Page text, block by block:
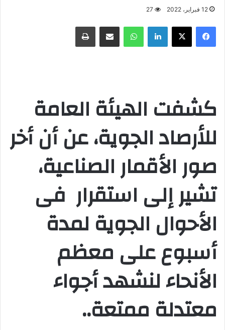
12 فبراير، 2022 27
فيسبوك X لينكدإن واتساب مشاركة عبر البريد طباعة
كشفت الهيئة العامة
للأرصاد الجوية، عن أن أخر
صور الأقمار الصناعية،
تشير إلى استقرار فى
الأحوال الجوية لمدة
أسبوع على معظم
الأنحاء لنشهد أجواء
معتدلة ممتعة..